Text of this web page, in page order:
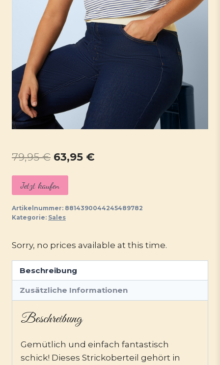
79,95€ Ursprünglicher
Preis
war:
79,95 €
63,95 €
63,95 €.
Jetzt kaufen
Artikelnummer: 8814390044245489782
Kategorie: Sales
Sorry, no prices available at this time.
Beschreibung
Zusätzliche Informationen
Beschreibung
Gemütlich und einfach fantastisch
schick! Dieses Strickoberteil gehört in